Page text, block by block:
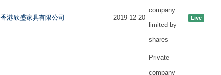
香港欣盛家具有限公司 2019-12-20
company
limited by
shares
Live
Private
company